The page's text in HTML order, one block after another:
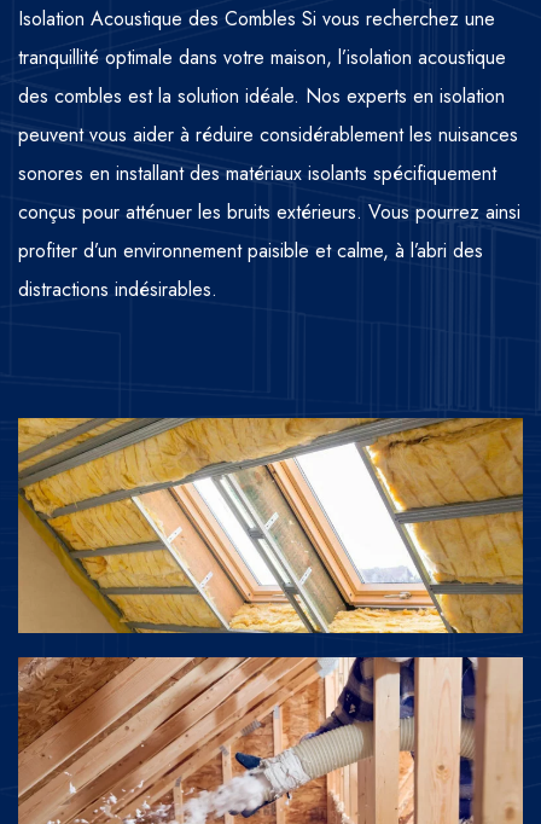
Isolation Acoustique des Combles Si vous recherchez une
tranquillité optimale dans votre maison, l’isolation acoustique
des combles est la solution idéale. Nos experts en isolation
peuvent vous aider à réduire considérablement les nuisances
sonores en installant des matériaux isolants spécifiquement
conçus pour atténuer les bruits extérieurs. Vous pourrez ainsi
profiter d’un environnement paisible et calme, à l’abri des
distractions indésirables.